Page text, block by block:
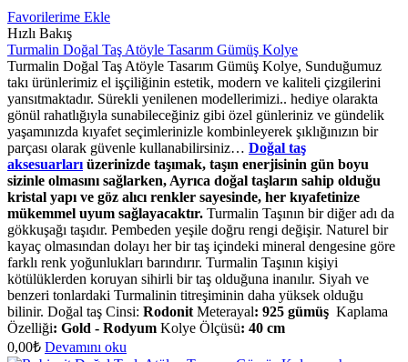
Favorilerime Ekle
Hızlı Bakış
Turmalin Doğal Taş Atöyle Tasarım Gümüş Kolye
Turmalin Doğal Taş Atöyle Tasarım Gümüş Kolye, Sunduğumuz
takı ürünlerimiz el işçiliğinin estetik, modern ve kaliteli çizgilerini
yansıtmaktadır. Sürekli yenilenen modellerimizi.. hediye olarakta
gönül rahatlığıyla sunabileceğiniz gibi özel günleriniz ve gündelik
yaşamınızda kıyafet seçimlerinizle kombinleyerek şıklığınızın bir
parçası olarak güvenle kullanabilirsiniz… Doğal taş
aksesuarları üzerinizde taşımak, taşın enerjisinin gün boyu
sizinle olmasını sağlarken, Ayrıca doğal taşların sahip olduğu
kristal yapı ve göz alıcı renkler sayesinde, her kıyafetinize
mükemmel uyum sağlayacaktır. Turmalin Taşının bir diğer adı da
gökkuşağı taşıdır. Pembeden yeşile doğru rengi değişir. Naturel bir
kayaç olmasından dolayı her bir taş içindeki mineral dengesine göre
farklı renk yoğunlukları barındırır. Turmalin Taşının kişiyi
kötülüklerden koruyan sihirli bir taş olduğuna inanılır. Siyah ve
benzeri tonlardaki Turmalinin titreşiminin daha yüksek olduğu
bilinir. Doğal taş Cinsi: Rodonit Meterayal: 925 gümüş Kaplama
Özelliği: Gold - Rodyum Kolye Ölçüsü: 40 cm
0,00₺ Devamını oku